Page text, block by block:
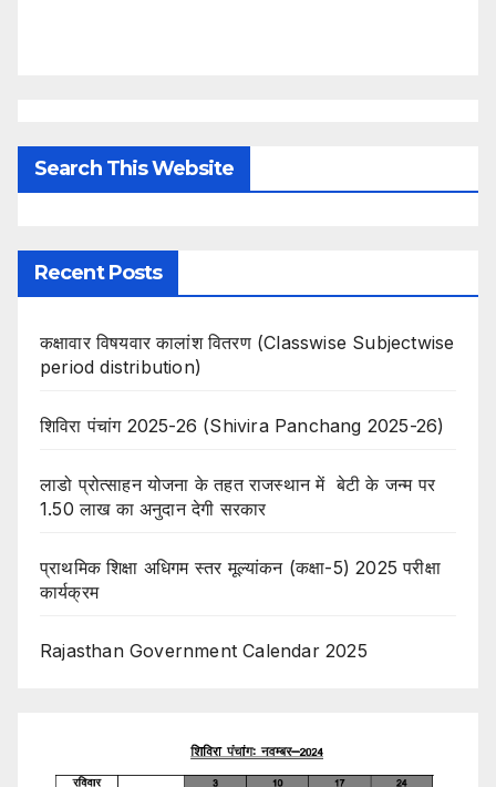
Search This Website
Recent Posts
कक्षावार विषयवार कालांश वितरण (Classwise Subjectwise
period distribution)
शिविरा पंचांग 2025-26 (Shivira Panchang 2025-26)
लाडो प्रोत्साहन योजना के तहत राजस्थान में बेटी के जन्म पर
1.50 लाख का अनुदान देगी सरकार
प्राथमिक शिक्षा अधिगम स्तर मूल्यांकन (कक्षा-5) 2025 परीक्षा
कार्यक्रम
Rajasthan Government Calendar 2025